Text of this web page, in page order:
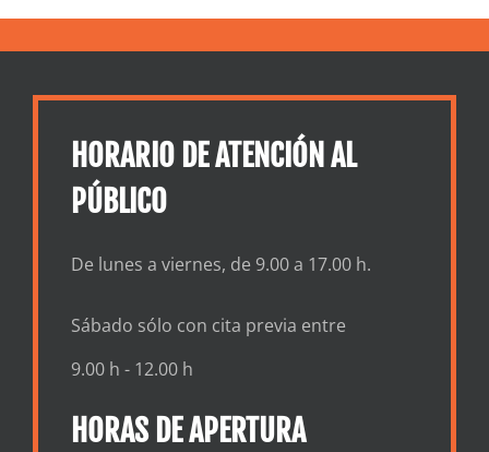
HORARIO DE ATENCIÓN AL
PÚBLICO
De lunes a viernes, de 9.00 a 17.00 h.
Sábado sólo con cita previa entre
9.00 h - 12.00 h
HORAS DE APERTURA